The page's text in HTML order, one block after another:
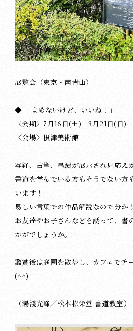
展覧会（東京・南青山）
◆ 「よめないけど、いいね！」
〈会期〉7月16日(土)－8月21日(日)
〈会場〉根津美術館
写経、古筆、墨蹟が展示され見応え
書道を学んでいる方もそうでない方
います！
易しい言葉での作品解説なので分か
お友達やお子さんなどを誘って、書
かがでしょうか。
鑑賞後は庭園を散歩し、カフェでチ
(^^)
（湯淺光峰／松本松栄堂 書道教室）